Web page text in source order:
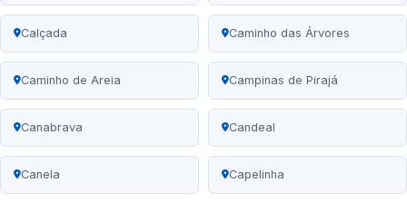
Calçada Caminho das Árvores
Caminho de Areia Campinas de Pirajá
Canabrava Candeal
Canela Capelinha